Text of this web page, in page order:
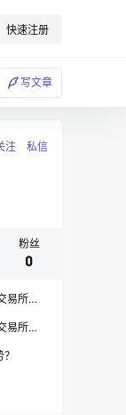
快速注册
写文章
注 私信
粉丝
0
易所有
易所有